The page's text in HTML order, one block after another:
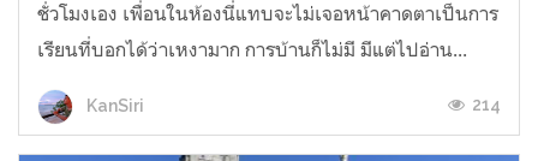
ชั่วโมงเอง เพื่อนในห้องนี่แทบจะไม่เจอหน้าคาดตาเป็นการ
เรียนที่บอกได้ว่าเหงามาก การบ้านก็ไม่มี มีแต่ไปอ่าน...
KanSiri 214